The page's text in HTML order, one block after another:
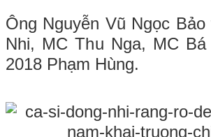
Ông Nguyễn Vũ Ngọc
Nhi, MC Thu Nga, MC
2018 Phạm Hùng.